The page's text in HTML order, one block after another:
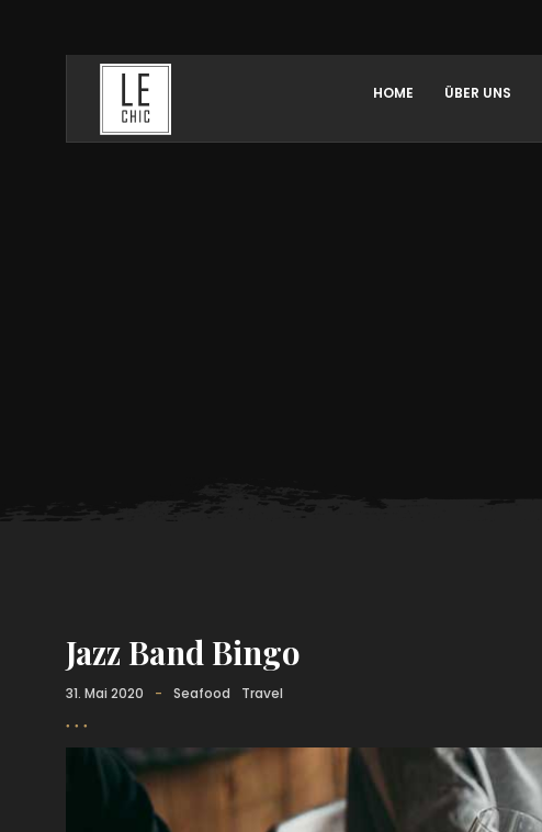
HOME ÜBER UNS
Jazz Band Bingo
31. Mai 2020 - Seafood Travel